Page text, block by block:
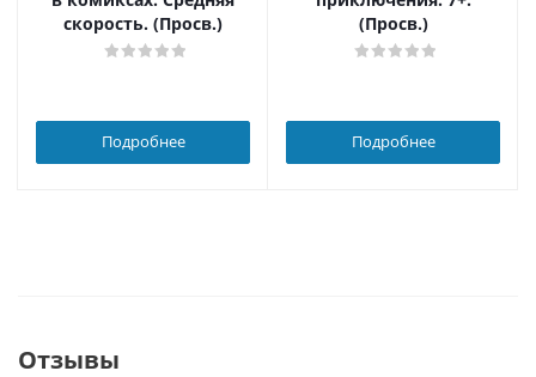
скорость. (Просв.)
Подробнее
(Просв.)
Подробнее
Отзывы